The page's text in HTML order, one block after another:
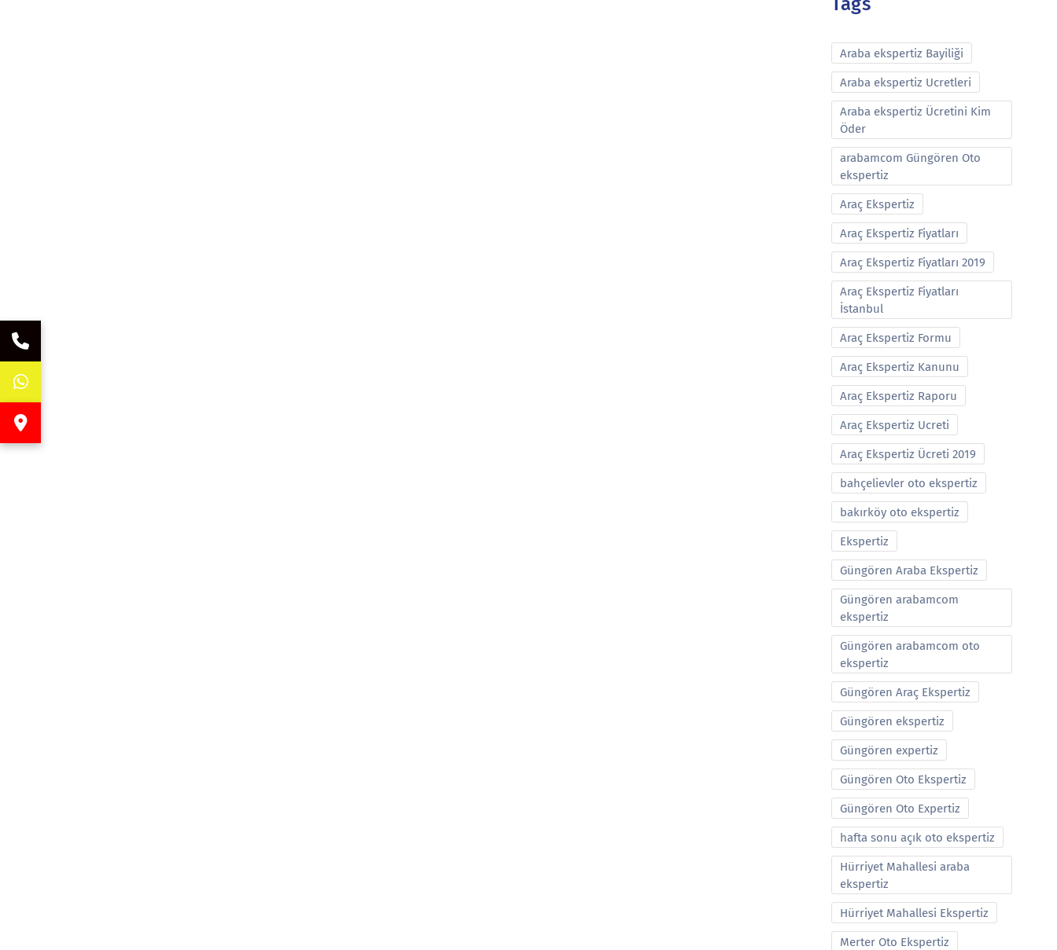
Araba ekspertiz Bayiliği
Araba ekspertiz Ucretleri
Araba ekspertiz Ücretini Kim
Öder
arabamcom Güngören Oto
ekspertiz
Araç Ekspertiz
Araç Ekspertiz Fiyatları
Araç Ekspertiz Fiyatları 2019
Araç Ekspertiz Fiyatları
İstanbul
Araç Ekspertiz Formu
Araç Ekspertiz Kanunu
Araç Ekspertiz Raporu
Araç Ekspertiz Ucreti
Araç Ekspertiz Ücreti 2019
bahçelievler oto ekspertiz
bakırköy oto ekspertiz
Ekspertiz
Güngören Araba Ekspertiz
Güngören arabamcom
ekspertiz
Güngören arabamcom oto
ekspertiz
Güngören Araç Ekspertiz
Güngören ekspertiz
Güngören expertiz
Güngören Oto Ekspertiz
Güngören Oto Expertiz
hafta sonu açık oto ekspertiz
Hürriyet Mahallesi araba
ekspertiz
Hürriyet Mahallesi Ekspertiz
Merter Oto Ekspertiz